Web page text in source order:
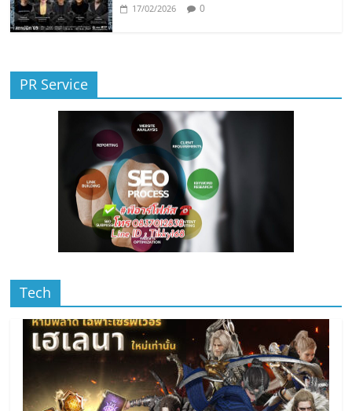
17/02/2026 0
PR Service
Tech